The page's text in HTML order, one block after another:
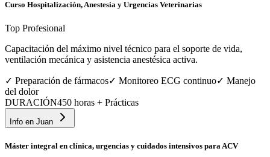
Curso Hospitalización, Anestesia y Urgencias Veterinarias
Top Profesional
Capacitación del máximo nivel técnico para el soporte de vida,
ventilación mecánica y asistencia anestésica activa.
✓ Preparación de fármacos✓ Monitoreo ECG continuo✓ Manejo
del dolor
DURACIÓN450 horas + Prácticas
Info en Juan
Máster integral en clínica, urgencias y cuidados intensivos para ACV